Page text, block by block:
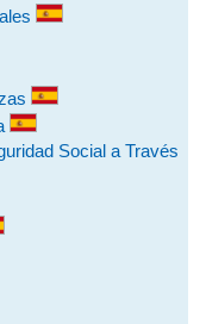
Social a Través